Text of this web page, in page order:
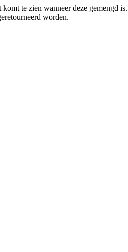
te zien wanneer deze gemengd
worden.